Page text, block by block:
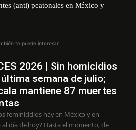
(anti) peatonales en México y
te puede interesar
2026 | Sin homicidios
semana de julio;
mantiene 87 muertes
feminicidios hay en México y en
hoy? Hasta el momento, de